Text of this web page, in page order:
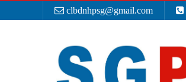
clbdnhpsg@gmail.com